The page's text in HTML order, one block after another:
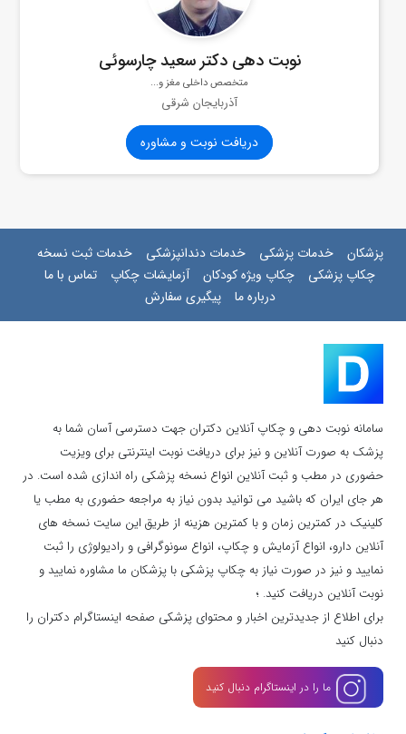
نوبت دهی دکتر سعید چارسوئی
متخصص داخلی مغز و...
آذربایجان شرقی
دریافت نوبت و مشاوره
پزشکان خدمات پزشکی خدمات دندانپزشکی
خدمات ثبت نسخه
چکاپ پزشکی
چکاپ ویژه کودکان آزمایشات چکاپ
تماس با ما
درباره ما
پیگیری سفارش
سامانه نوبت دهی و چکاپ آنلاین دکتران جهت دسترسی آسان شما به
پزشک به صورت آنلاین و نیز برای دریافت نوبت اینترنتی برای ویزیت
حضوری در مطب و ثبت آنلاین انواع نسخه پزشکی راه اندازی شده است. در
هر جای ایران که باشید می توانید بدون نیاز به مراجعه حضوری به مطب یا
کلینیک در کمترین زمان و با کمترین هزینه از طریق این سایت نسخه های
آنلاین دارو، انواع آزمایش و چکاپ، انواع سونوگرافی و رادیولوژی را ثبت
نمایید و نیز در صورت نیاز به چکاپ پزشکی با پزشکان ما مشاوره نمایید و
نوبت آنلاین دریافت کنید. ؛
برای اطلاع از جدیدترین اخبار و محتوای پزشکی صفحه اینستاگرام دکتران را
دنبال کنید
ما را در اینستاگرام دنبال کنید